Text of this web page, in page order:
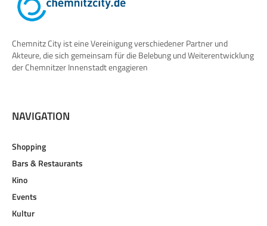
Chemnitz City ist eine Vereinigung verschiedener Partner und
Akteure, die sich gemeinsam für die Belebung und Weiterentwicklung
der Chemnitzer Innenstadt engagieren
NAVIGATION
Shopping
Bars & Restaurants
Kino
Events
Kultur